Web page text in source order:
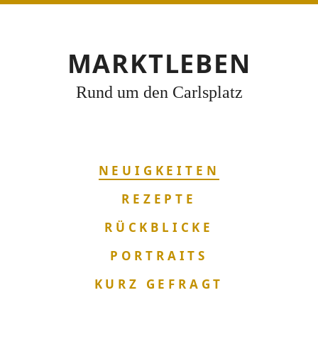
MARKTLEBEN
Rund um den Carlsplatz
NAVIGATION
ÜBERSPRINGEN
NEUIGKEITEN
REZEPTE
RÜCKBLICKE
PORTRAITS
KURZ GEFRAGT